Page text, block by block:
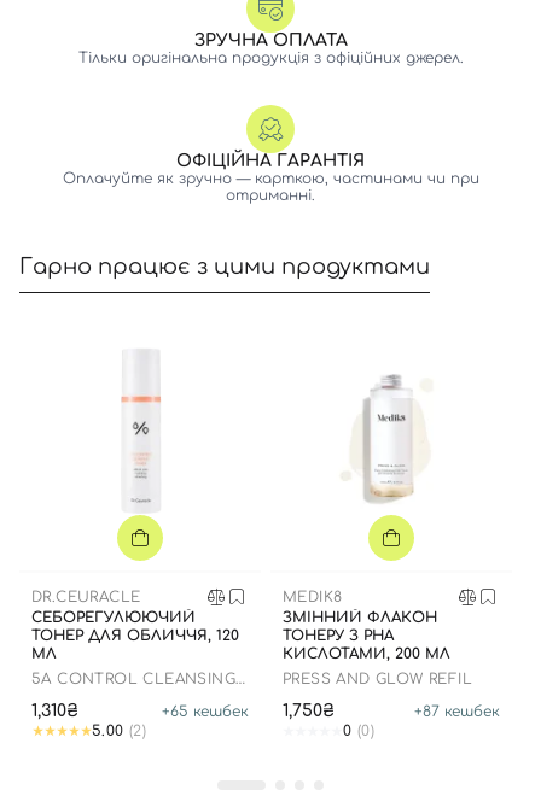
ЗРУЧНА ОПЛАТА
Тільки оригінальна продукція з офіційних джерел.
ОФІЦІЙНА ГАРАНТІЯ
Оплачуйте як зручно — карткою, частинами чи при
отриманні.
Гарно працює з цими продуктами
DR.CEURACLE
СЕБОРЕГУЛЮЮЧИЙ
ТОНЕР ДЛЯ ОБЛИЧЧЯ, 120
МЛ
5Α CONTROL CLEANSING
1,310₴ +65 кешбек
5.00 (2)
MEDIK8
ЗМІННИЙ ФЛАКОН
ТОНЕРУ З РНА
КИСЛОТАМИ, 200 МЛ
PRESS AND GLOW REFIL
1,750₴ +87 кешбек
0 (0)